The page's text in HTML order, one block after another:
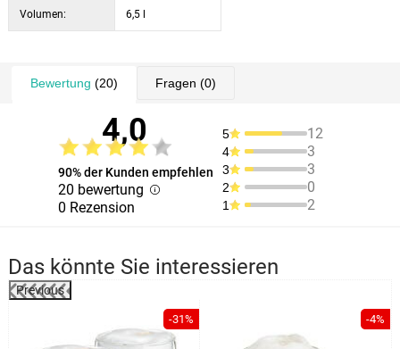
Volumen: 6,5 l
Bewertung (20) Fragen (0)
4,0
90% der Kunden empfehlen
20 bewertung
0 Rezension
5 12
4 3
3 3
2 0
1 2
Das könnte Sie interessieren
Previous
-31% -4%